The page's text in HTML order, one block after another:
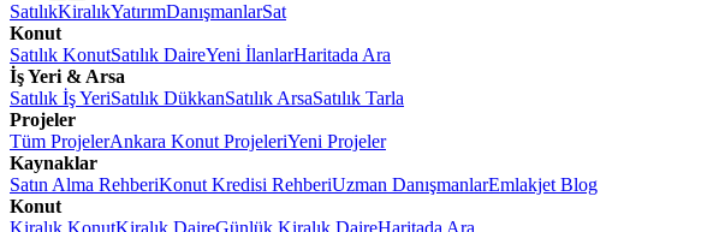
SatılıkKiralıkYatırımDanışmanlarSat
Konut
Satılık KonutSatılık DaireYeni İlanlarHaritada Ara
İş Yeri & Arsa
Satılık İş YeriSatılık DükkanSatılık ArsaSatılık Tarla
Projeler
Tüm ProjelerAnkara Konut ProjeleriYeni Projeler
Kaynaklar
Satın Alma RehberiKonut Kredisi RehberiUzman DanışmanlarEmlakjet Blog
Konut
Kiralık KonutKiralık DaireGünlük Kiralık DaireHaritada Ara